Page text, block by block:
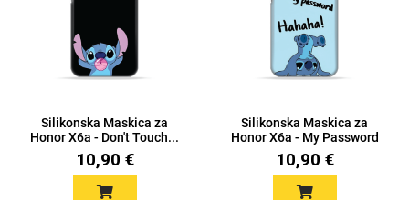
Silikonska Maskica za
Honor X6a - Don't Touch...
10,90 €
Silikonska Maskica za
Honor X6a - My Password
10,90 €
Zodiac Halloween